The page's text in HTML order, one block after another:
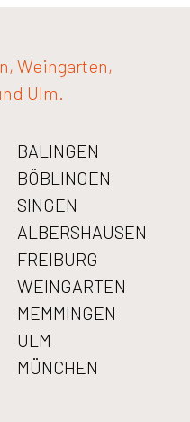
Weingarten,
Ulm.
BALINGEN
BÖBLINGEN
SINGEN
ALBERSHAUSEN
FREIBURG
WEINGARTEN
MEMMINGEN
ULM
MÜNCHEN